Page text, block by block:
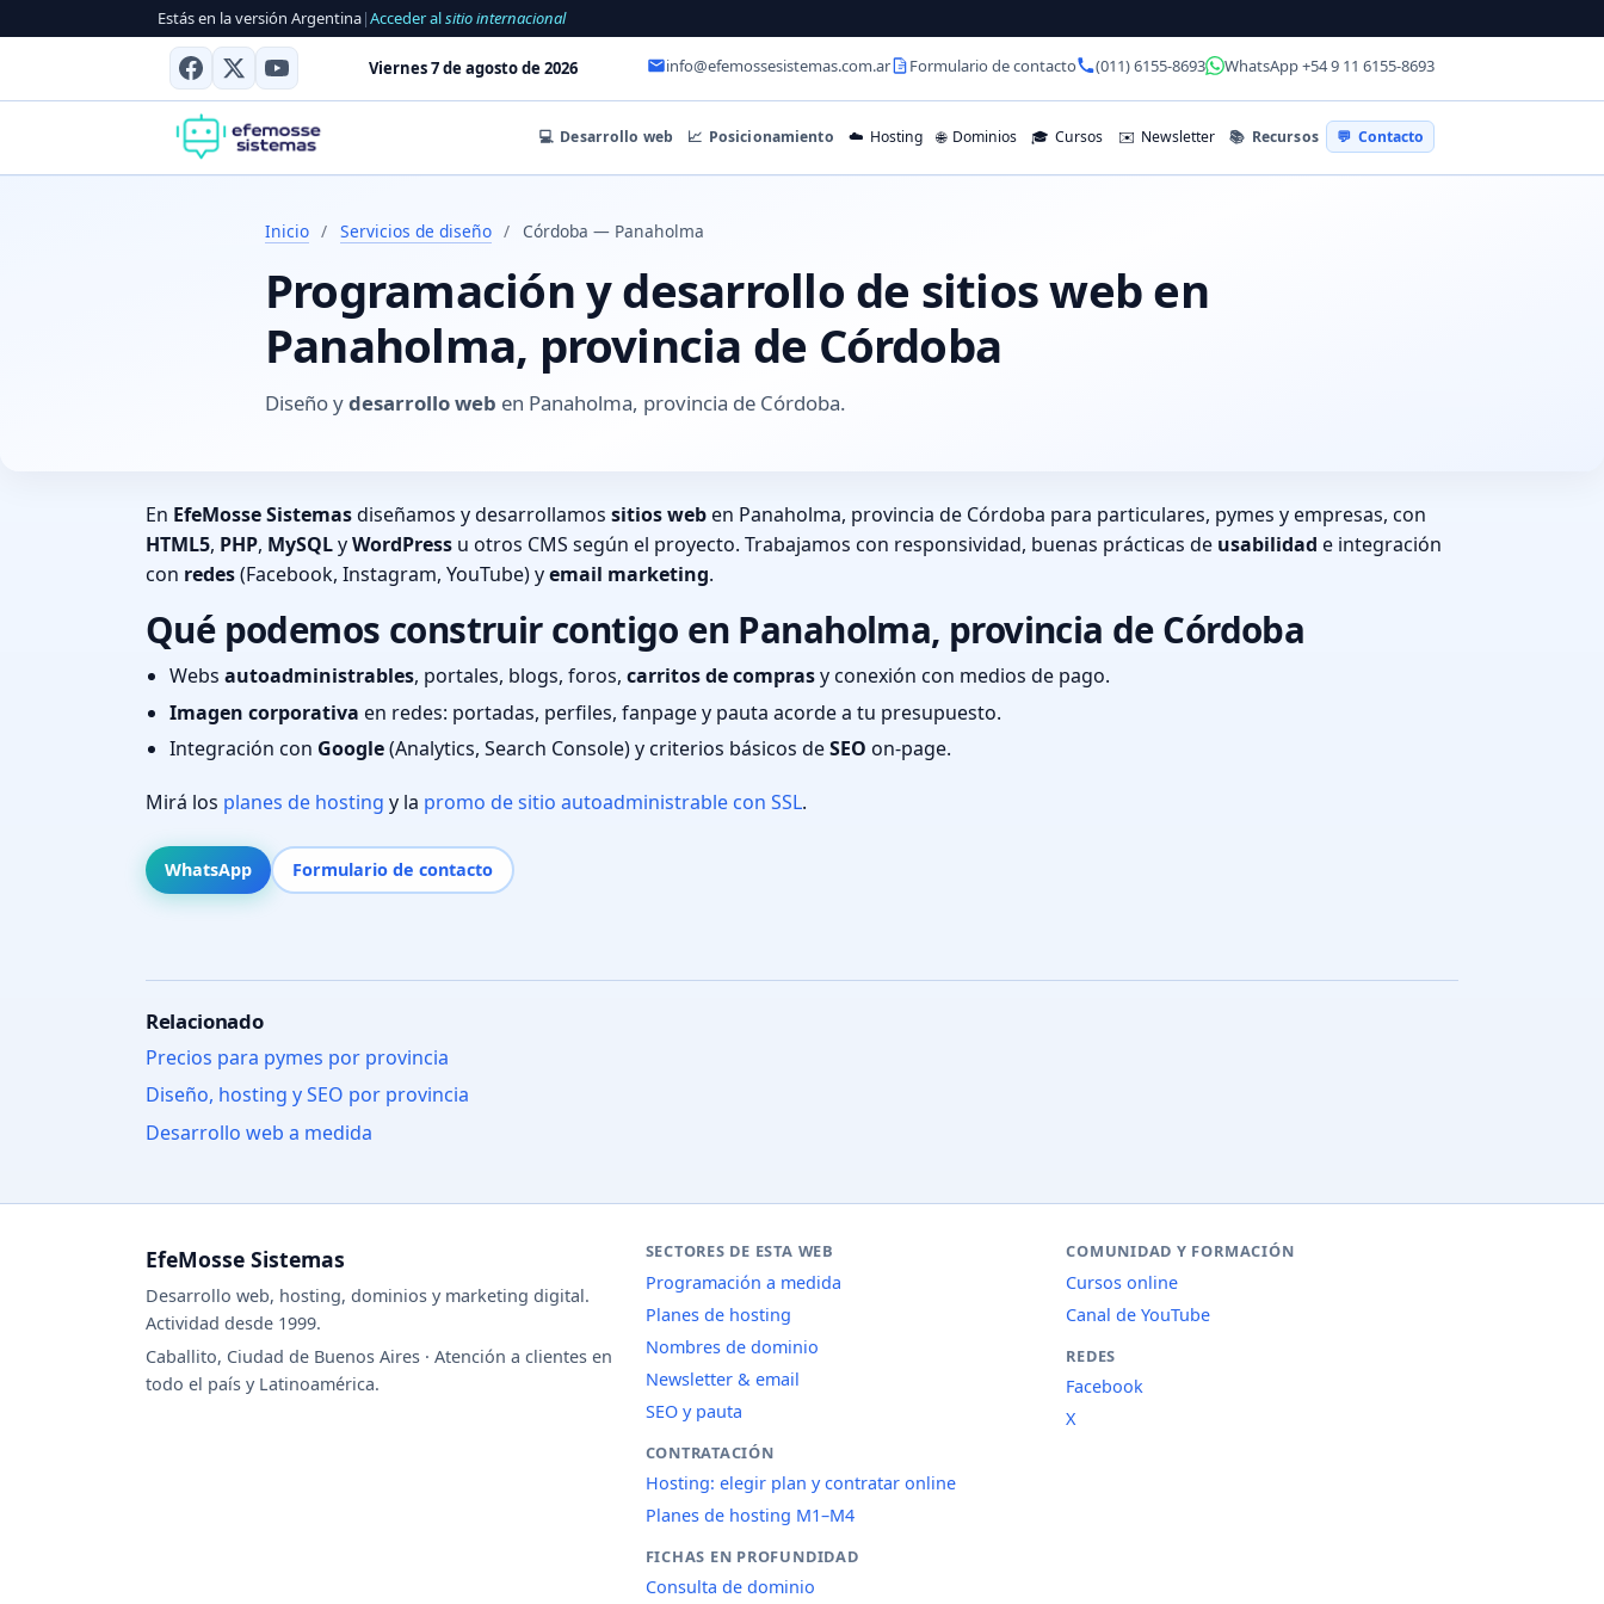
Estás en la versión Argentina|Acceder alsitio internacional
Viernes 7 de agosto de 2026 info@efemossesistemas.com.ar Formulario de contacto (011) 6155-8693 WhatsApp +54 9 11 6155-8693
💻 Desarrollo web 📈 Posicionamiento ☁️ Hosting 🌐 Dominios 🎓 Cursos ✉️ Newsletter 📚 Recursos 💬 Contacto
Inicio / Servicios de diseño / Córdoba — Panaholma
Programación y desarrollo de sitios web en
Panaholma, provincia de Córdoba
Diseño ydesarrollo web en Panaholma, provincia de Córdoba.
En EfeMosse Sistemasdiseñamos y desarrollamos sitios weben Panaholma, provincia de Córdoba para particulares, pymes y empresas, con
HTML5, PHP, MySQLyWordPress u otros CMS según el proyecto. Trabajamos con responsividad, buenas prácticas de usabilidad e integración
con redes(Facebook, Instagram, YouTube) yemail marketing.
Qué podemos construir contigo en Panaholma, provincia de Córdoba
Webs autoadministrables, portales, blogs, foros, carritos de comprasy conexión con medios de pago.
Imagen corporativa en redes: portadas, perfiles, fanpage y pauta acorde a tu presupuesto.
Integración con Google(Analytics, Search Console) y criterios básicos deSEO on-page.
Mirá los planes de hosting y la promo de sitio autoadministrable con SSL.
WhatsApp Formulario de contacto
Relacionado
Precios para pymes por provincia
Diseño, hosting y SEO por provincia
Desarrollo web a medida
EfeMosse Sistemas
Desarrollo web, hosting, dominios y marketing digital.
Actividad desde 1999.
Caballito, Ciudad de Buenos Aires · Atención a clientes en
todo el país y Latinoamérica.
SECTORES DE ESTA WEB
Programación a medida
Planes de hosting
Nombres de dominio
Newsletter & email
SEO y pauta
CONTRATACIÓN
Hosting: elegir plan y contratar online
Planes de hosting M1–M4
FICHAS EN PROFUNDIDAD
Consulta de dominio
COMUNIDAD Y FORMACIÓN
Cursos online
Canal de YouTube
REDES
Facebook
X